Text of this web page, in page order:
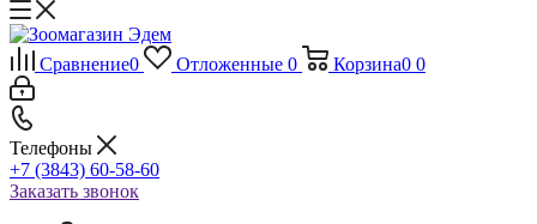
Сравнение0 Отложенные 0 Корзина0 0
Телефоны
+7 (3843) 60-58-60
Заказать звонок